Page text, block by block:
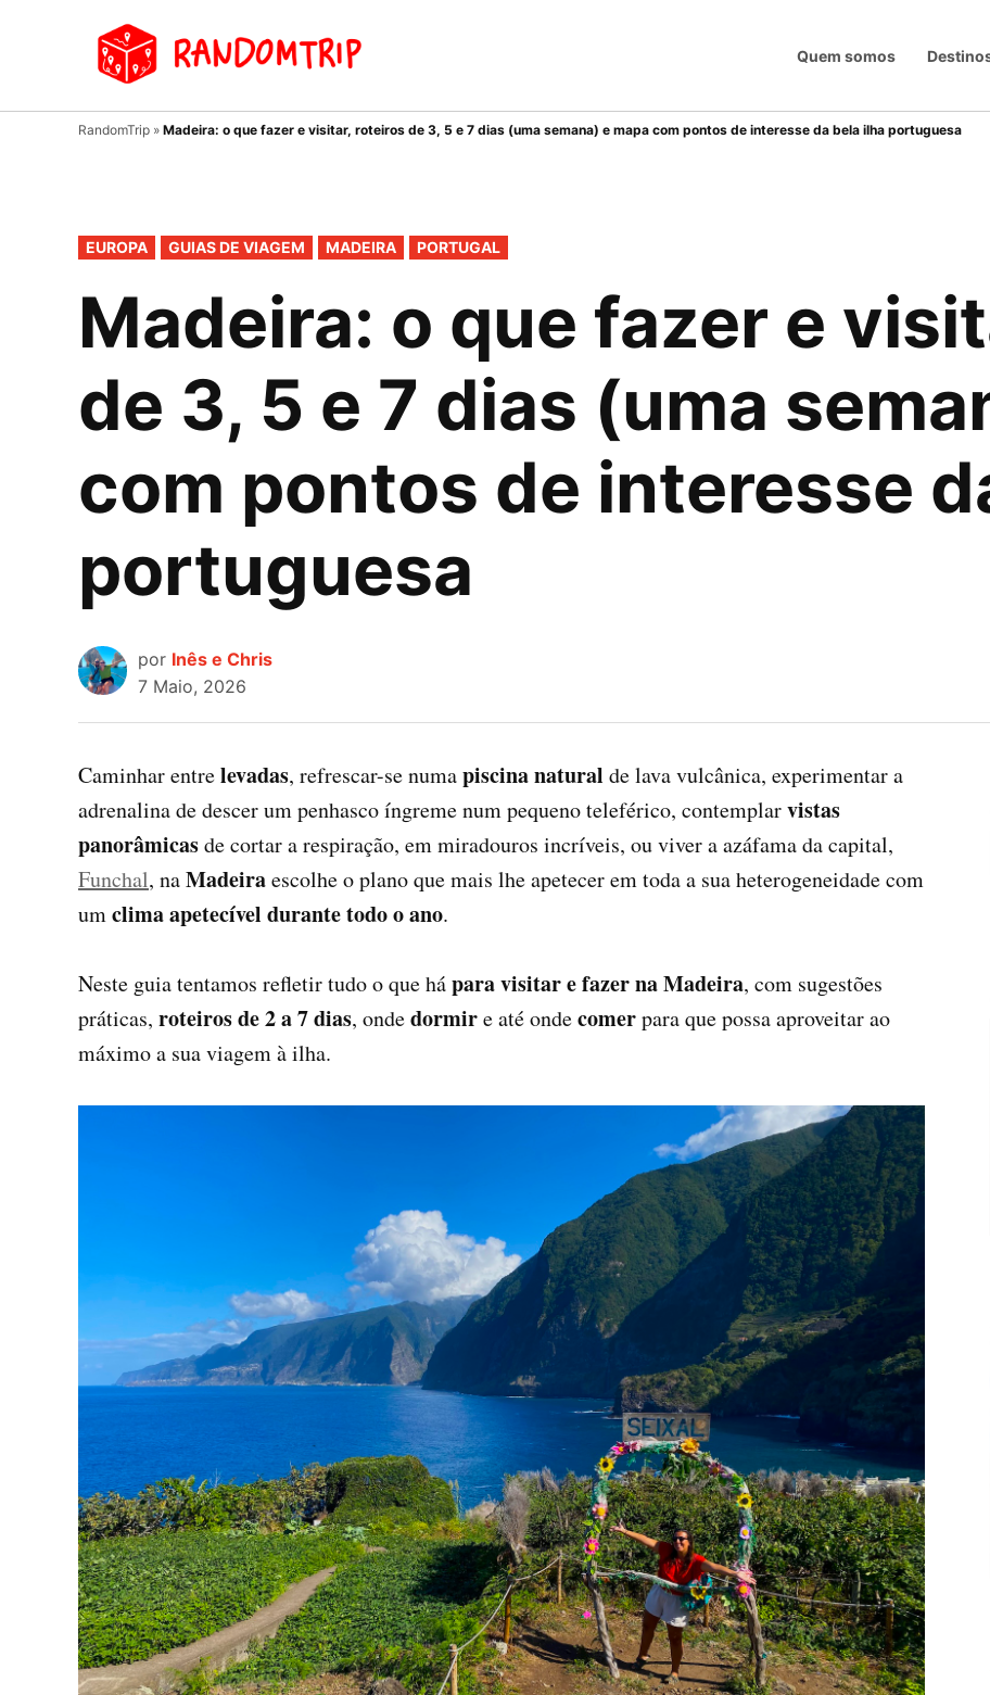
Quem somos
RandomTrip » Madeira: o que fazer e visitar, roteiros de 3, 5 e 7 dias (uma semana) e mapa com pontos de interesse da bela ilha portuguesa
PUBLICADO
EM
EUROPA GUIAS DE VIAGEM MADEIRA PORTUGAL
Madeira: o que fazer e
de 3, 5 e 7 dias (uma
com pontos de interesse
portuguesa
por Inês e Chris
7 Maio, 2026
Caminhar entrelevadas, refrescar-se numapiscina natural de lava vulcânica, experimentar a
adrenalina de descer um penhasco íngreme num pequeno teleférico, contemplarvistas
panorâmicasde cortar a respiração, em miradouros incríveis, ou viver a azáfama da capital,
Funchal, naMadeiraescolhe o plano que mais lhe apetecer em toda a sua heterogeneidade com
umclima apetecível durante todo o ano.
Neste guia tentamos refletir tudo o que hápara visitar e fazer na Madeira, com sugestões
práticas, roteiros de 2 a 7 dias, ondedormire até ondecomerpara que possa aproveitar ao
máximo a sua viagem à ilha.